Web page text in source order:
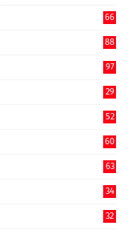
66
88
97
29
52
60
63
34
32